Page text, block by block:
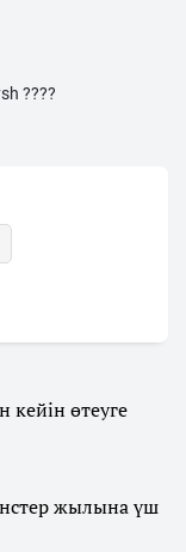
????
кейін өтеуге
жылына үш